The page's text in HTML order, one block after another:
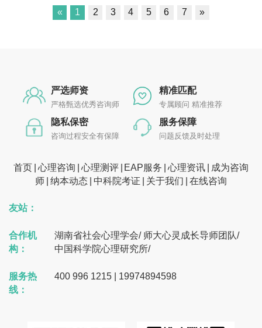
« 1 2 3 4 5 6 7 »
严选师资
严格甄选优秀咨询师
精准匹配
专属顾问 精准推荐
隐私保密
咨询过程安全有保障
服务保障
问题反馈及时处理
首页 心理咨询 心理测评 EAP服务 心理资讯
成为咨询
师 纳本动态 中科院考证 关于我们 在线咨询
友站：
合作机
构：
湖南省社会心理学会/ 师大心灵成长导师团队/
中国科学院心理研究所/
服务热
线：
400 996 1215 | 19974894598